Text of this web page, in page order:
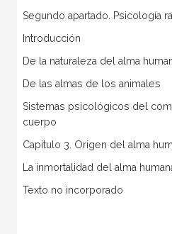
Segundo apartado. Psicología
Introducción
De la naturaleza del alma
De las almas de los animales
Sistemas psicológicos del
cuerpo
Capítulo 3. Origen del alma
La inmortalidad del alma
Texto no incorporado